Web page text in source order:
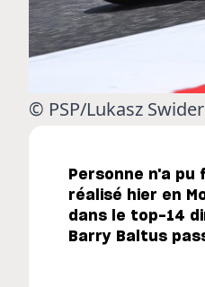
© PSP/Lukasz
Personne n'a pu
réalisé hier en
dans le top-14
Barry Baltus